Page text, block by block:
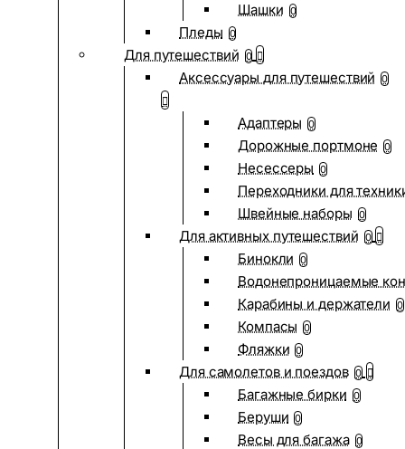
Шашки 0
Пледы 0
Для путешествий 0
Аксессуары для путешествий 0
Адаптеры 0
Дорожные портмоне 0
Несессеры 0
Переходники для
Швейные наборы 0
Для активных путешествий 0
Бинокли 0
Водонепроницаемые
Карабины и держатели 0
Компасы 0
Фляжки 0
Для самолетов и поездов 0
Багажные бирки 0
Беруши 0
Весы для багажа 0